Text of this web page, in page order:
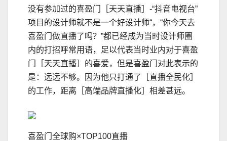
没有参加过的喜盈门［天天直播］-“抖音电视台”
项目的设计师就不是一个好设计师“，“你今天去
喜盈门做直播了吗？”都已经成为当时设计师圈
内的打招呼常用语，足以代表当时业内对于喜盈
门［天天直播］的喜爱，但是喜盈门对此表示的
是：远远不够。因为他只打通了［直播全民化］
的工作，距离［高端品牌直播化］相差甚远。
喜盈门全球购×TOP100直播